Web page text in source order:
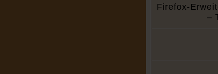
Firefox-
–